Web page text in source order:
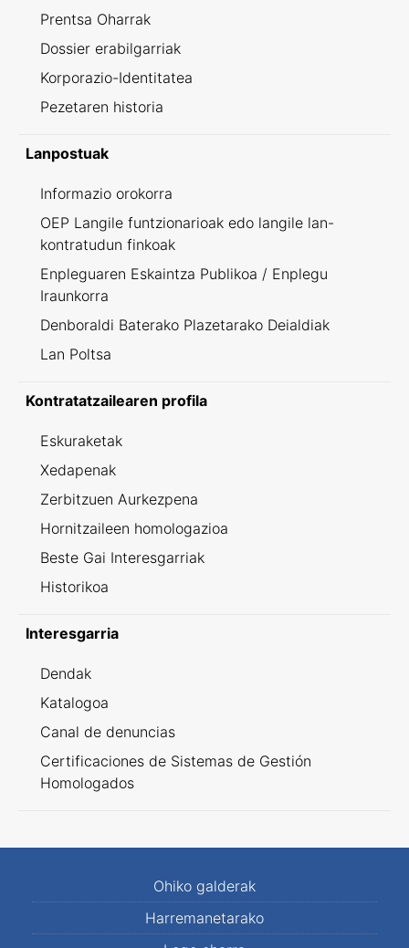
Prentsa Oharrak
Dossier erabilgarriak
Korporazio-Identitatea
Pezetaren historia
Lanpostuak
Informazio orokorra
OEP Langile funtzionarioak edo langile lan-
kontratudun finkoak
Enpleguaren Eskaintza Publikoa / Enplegu
Iraunkorra
Denboraldi Baterako Plazetarako Deialdiak
Lan Poltsa
Kontratatzailearen profila
Eskuraketak
Xedapenak
Zerbitzuen Aurkezpena
Hornitzaileen homologazioa
Beste Gai Interesgarriak
Historikoa
Interesgarria
Dendak
Katalogoa
Canal de denuncias
Certificaciones de Sistemas de Gestión
Homologados
Ohiko galderak
Harremanetarako